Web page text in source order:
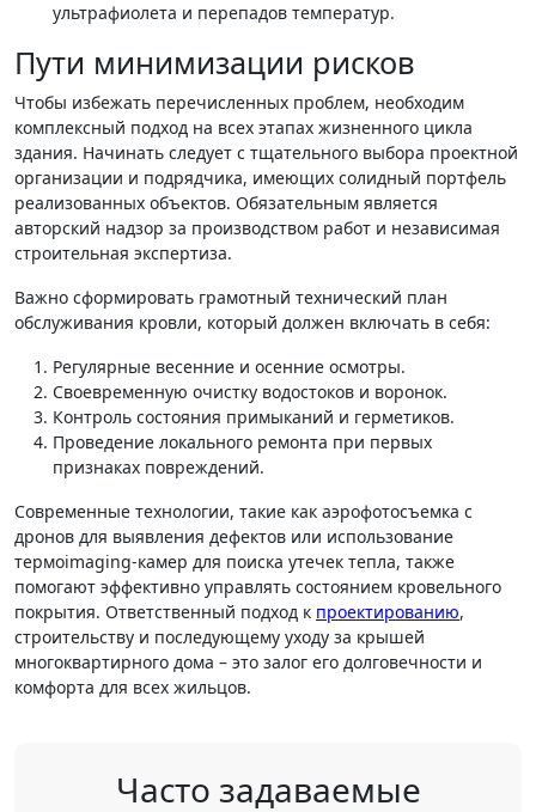
ультрафиолета и перепадов температур.
Пути минимизации рисков
Чтобы избежать перечисленных проблем, необходим
комплексный подход на всех этапах жизненного цикла
здания. Начинать следует с тщательного выбора проектной
организации и подрядчика, имеющих солидный портфель
реализованных объектов. Обязательным является
авторский надзор за производством работ и независимая
строительная экспертиза.
Важно сформировать грамотный технический план
обслуживания кровли, который должен включать в себя:
Регулярные весенние и осенние осмотры.
Своевременную очистку водостоков и воронок.
Контроль состояния примыканий и герметиков.
Проведение локального ремонта при первых
признаках повреждений.
Современные технологии, такие как аэрофотосъемка с
дронов для выявления дефектов или использование
термоimaging-камер для поиска утечек тепла, также
помогают эффективно управлять состоянием кровельного
покрытия. Ответственный подход к проектированию,
строительству и последующему уходу за крышей
многоквартирного дома – это залог его долговечности и
комфорта для всех жильцов.
Часто задаваемые